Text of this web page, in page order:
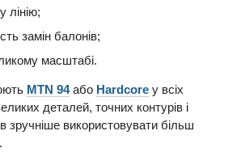
лінію;
замін балонів;
масштабі.
MTN 94або Hardcore у всіх
деталей, точних контурів і
зручніше використовувати більш